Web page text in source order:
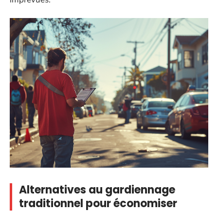
Alternatives au gardiennage
traditionnel pour économiser